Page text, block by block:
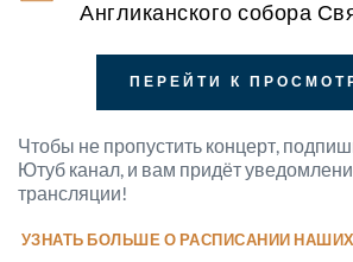
Англиканского собора
ПЕРЕЙТИ К
Чтобы не пропустить концерт,
Ютуб канал, и вам придёт
трансляции!
УЗНАТЬ БОЛЬШЕ О РАСПИСАНИИ